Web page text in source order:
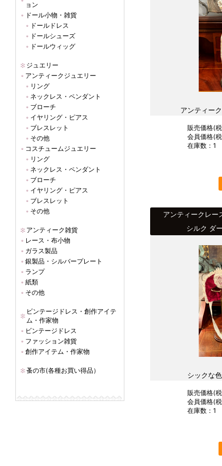
ョン
ドール小物・雑貨
ドールドレス
ドールシューズ
ドールウィッグ
ジュエリー
アンティークジュエリー
リング
ネックレス・ペンダント
ブローチ
イヤリング・ピアス
ブレスレット
その他
コスチュームジュエリー
リング
ネックレス・ペンダント
ブローチ
イヤリング・ピアス
ブレスレット
その他
アンティーク雑貨
レース・布小物
ガラス製品
銀製品・シルバープレート
ランプ
紙類
その他
ビンテージドレス・創作アイテ
ム・作家物
ビンテージドレス
ファッション雑貨
創作アイテム・作家物
蚤の市(各種お買い得品）
アンティー
販売価格(
会員価格(
在庫数：1
アンティークレー
シルク ダ
シックな
販売価格(
会員価格(
在庫数：1